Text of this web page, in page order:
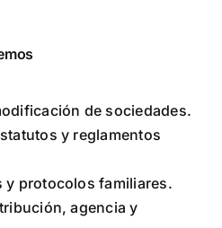
de sociedades.
y reglamentos
y protocolos familiares.
agencia y